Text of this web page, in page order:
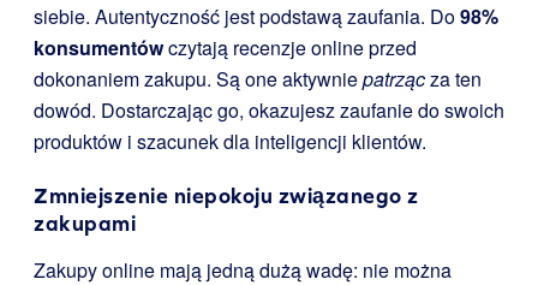
siebie. Autentyczność jest podstawą zaufania. Do98%
konsumentówczytają recenzje online przed
dokonaniem zakupu. Są one aktywniepatrzącza ten
dowód. Dostarczając go, okazujesz zaufanie do swoich
produktów i szacunek dla inteligencji klientów.
Zmniejszenie niepokoju związanego z
zakupami
Zakupy online mają jedną dużą wadę: nie można